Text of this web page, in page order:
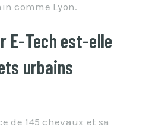
comme Lyon.
E-Tech est-elle
urbains
de 145 chevaux et sa